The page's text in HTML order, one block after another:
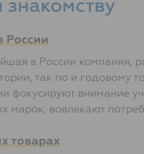
в России компания,
так по и годовому
фокусируют внимание
марок, вовлекают
товарах